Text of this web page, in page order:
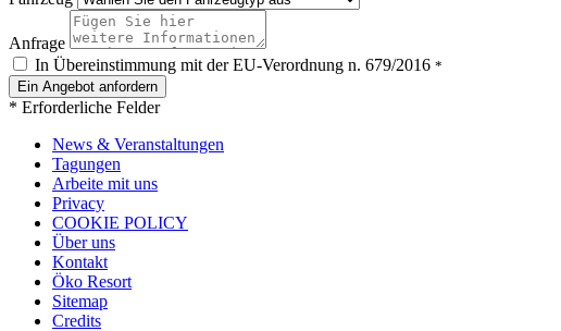
Anfrage
In Übereinstimmung mit der EU-Verordnung n. 679/2016 *
* Erforderliche Felder
News & Veranstaltungen
Tagungen
Arbeite mit uns
Privacy
COOKIE POLICY
Über uns
Kontakt
Öko Resort
Sitemap
Credits